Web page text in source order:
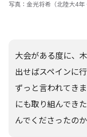
写真：金光将希（北陸大4
大会がある度に、
出せばスペインに
ずっと言われてき
にも取り組んでき
んでくださったの